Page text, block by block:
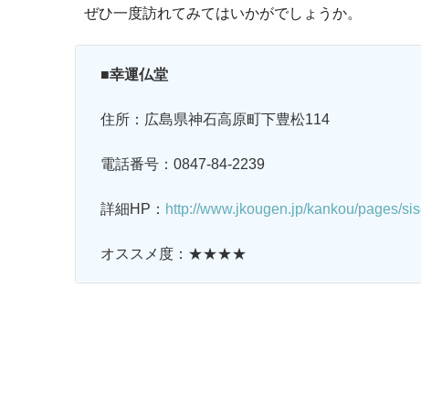
ぜひ一度訪れてみてはいかがでしょうか。
■幸運仏堂
住所：広島県神石高原町下豊松114
電話番号：0847-84-2239
詳細HP： http://www.jkougen.jp/kankou/pages/
オススメ度：★★★★